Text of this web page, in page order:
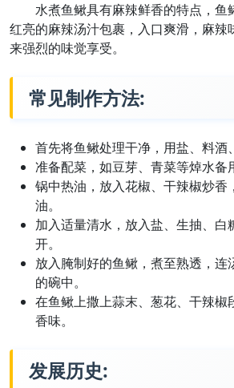
水煮鱼鳅具有麻辣鲜香的特点，鱼
红亮的麻辣汤汁包裹，入口爽滑，麻辣
来强烈的味觉享受。
常见制作方法:
首先将鱼鳅处理干净，用盐、料酒
准备配菜，如豆芽、青菜等焯水备
锅中热油，放入花椒、干辣椒炒香
油。
加入适量清水，放入盐、生抽、白
开。
放入腌制好的鱼鳅，煮至熟透，连
的碗中。
在鱼鳅上撒上蒜末、葱花、干辣椒
香味。
发展历史: